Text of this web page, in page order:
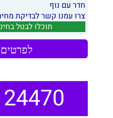
חדר עם נוף
צרו עמנו קשר לבדיקת
תוכלו לבטל